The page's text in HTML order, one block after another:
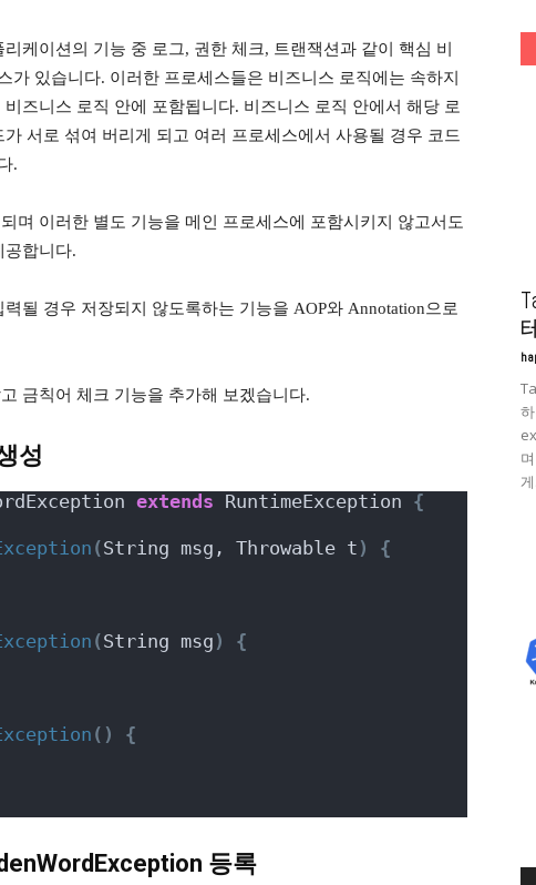
케이션의 기능 중 로그, 권한 체크, 트랜잭션과 같이 핵심 비
가 있습니다. 이러한 프로세스들은 비즈니스 로직에는 속하지
즈니스 로직 안에 포함됩니다. 비즈니스 로직 안에서 해당 로
서로 섞여 버리게 되고 여러 프로세스에서 사용될 경우 코드
.
며 이러한 별도 기능을 메인 프로세스에 포함시키지 않고서도
공합니다.
될 경우 저장되지 않도록하는 기능을 AOP와 Annotation으로
금칙어 체크 기능을 추가해 보겠습니다.
성
extends RuntimeException {
(String msg, Throwable t )
{
(String msg )
{
()
{
등록